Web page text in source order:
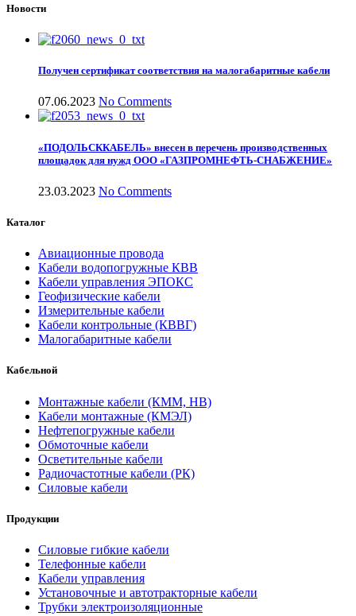
Новости
Получен сертификат соответствия на малогабаритные кабели
07.06.2023 No Comments
«ПОДОЛЬСККАБЕЛЬ» внесен в перечень производственных
площадок для нужд ООО «ГАЗПРОМНЕФТЬ-СНАБЖЕНИЕ»
23.03.2023 No Comments
Каталог
Авиационные провода
Кабели водопогружные КВВ
Кабели управления ЭПОКС
Геофизические кабели
Измерительные кабели
Кабели контрольные (КВВГ)
Малогабаритные кабели
Кабельной
Монтажные кабели (КММ, НВ)
Кабели монтажные (КМЭЛ)
Нефтепогружные кабели
Обмоточные кабели
Осветительные кабели
Радиочастотные кабели (РК)
Силовые кабели
Продукции
Силовые гибкие кабели
Телефонные кабели
Кабели управления
Установочные и автотракторные кабели
Трубки электроизоляционные